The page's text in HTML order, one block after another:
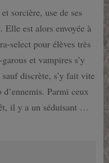
Hall
1
de
Hawkins:
plongée
dans
une
académie
pas
sorcière, use de ses
Elle est alors envoyée à
select pour élèves très
et vampires s’y
discrète, s’y fait vite
Parmi ceux
il y a un séduisant …